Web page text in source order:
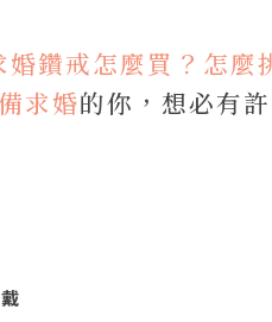
婚鑽戒怎麼買？怎麼
求婚的你，想必有